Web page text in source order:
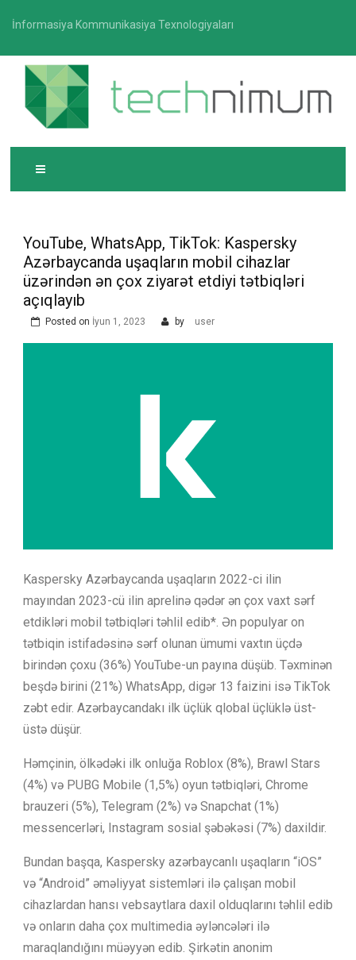
İnformasiya Kommunikasiya Texnologiyaları
TECHNIMUM
İnformasiya-kommunikasiya texnologiyaları üzrə
media platforması
YouTube, WhatsApp, TikTok: Kaspersky
Azərbaycanda uşaqların mobil cihazlar
üzərindən ən çox ziyarət etdiyi tətbiqləri
açıqlayıb
Posted on İyun 1, 2023 by user
Kaspersky Azərbaycanda uşaqların 2022-ci ilin
mayından 2023-cü ilin aprelinə qədər ən çox vaxt sərf
etdikləri mobil tətbiqləri təhlil edib*. Ən populyar on
tətbiqin istifadəsinə sərf olunan ümumi vaxtın üçdə
birindən çoxu (36%) YouTube-un payına düşüb. Təxminən
beşdə birini (21%) WhatsApp, digər 13 faizini isə TikTok
zəbt edir. Azərbaycandakı ilk üçlük qlobal üçlüklə üst-
üstə düşür.
Həmçinin, ölkədəki ilk onluğa Roblox (8%), Brawl Stars
(4%) və PUBG Mobile (1,5%) oyun tətbiqləri, Chrome
brauzeri (5%), Telegram (2%) və Snapchat (1%)
messencerləri, Instagram sosial şəbəkəsi (7%) daxildir.
Bundan başqa, Kaspersky azərbaycanlı uşaqların “iOS”
və “Android” əməliyyat sistemləri ilə çalışan mobil
cihazlardan hansı vebsaytlara daxil olduqlarını təhlil edib
və onların daha çox multimedia əyləncələri ilə
maraqlandığını müəyyən edib. Şirkətin anonim